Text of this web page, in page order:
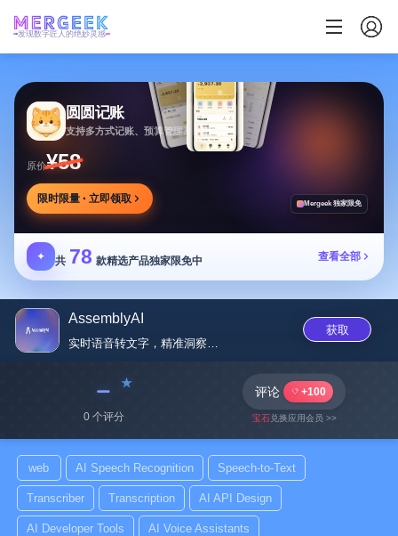
发现数字匠人的绝妙灵感
圆圆记账
支持多方式记账、预算管理及消费复盘，可本地保存
原价¥58
限时限量 · 立即领取 Mergeek 独家限免
✦ 共 78 款精选产品独家限免中 查看全部
AssemblyAI
实时语音转文字，精准洞察，高效...
获取
﹣
0 个评分
评论 +100
宝石兑换应用会员 >>
web AI Speech Recognition Speech-to-Text
Transcriber Transcription AI API Design
AI Developer Tools AI Voice Assistants